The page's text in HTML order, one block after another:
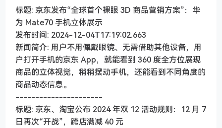
标题: 京东发布“全球首个裸眼 3D 商品营销方案”：华
为 Mate70 手机立体展示
发布时间: 2024-12-04T17:19:02.663
新闻简介: 用户不用佩戴眼镜、无需借助其他设备，用
户打开手机的京东 App，就能看到 360 度全方位展现
商品的立体视觉，稍稍摆动手机，还能看到不同角度的
商品动态信息。
----------------------
标题: 京东、淘宝公布 2024 年双 12 活动规则：12 月 7
日再次“开战”，跨店满减 40 元